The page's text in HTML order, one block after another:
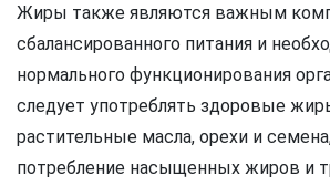
Жиры также являются важным
сбалансированного питания и
нормального функционирования
следует употреблять здоровые
растительные масла, орехи и
потребление насыщенных жиров и